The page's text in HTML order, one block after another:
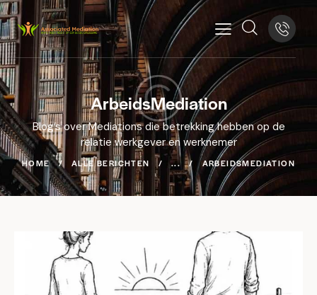
ArbeidsMediation
Blog’s over Mediations die betrekking hebben op de
relatie werkgever en werknemer
HOME ALLE BERICHTEN ... ARBEIDSMEDIATION